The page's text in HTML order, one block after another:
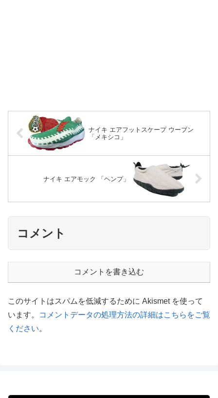
ナイキ エアフットスケープ ウーブン
「メキシコ」
ナイキ エアモック 「ヘンプ」
コメント
コメントを書き込む
このサイトはスパムを低減するために Akismet を使って
います。
コメントデータの処理方法の詳細はこちらをご覧
ください。